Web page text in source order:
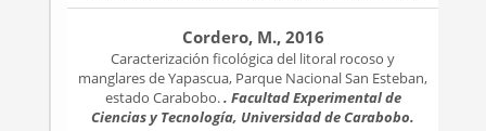
Cordero, M., 2016
Caracterización ficológica del litoral rocoso y
manglares de Yapascua, Parque Nacional San Esteban,
estado Carabobo.. Facultad Experimental de
Ciencias y Tecnología, Universidad de Carabobo.